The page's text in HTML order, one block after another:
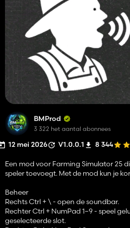
BMProd
3 322 het aantal abonnees
12 mei 2026 V1.0.0.1 8 344
Een mod voor Farming Simulator 25
speler toevoegt. Met de mod kun je
Beheer
Rechts Ctrl + \ - open de soundbar.
Rechter Ctrl + NumPad 1–9 - speel
geselecteerde slot.